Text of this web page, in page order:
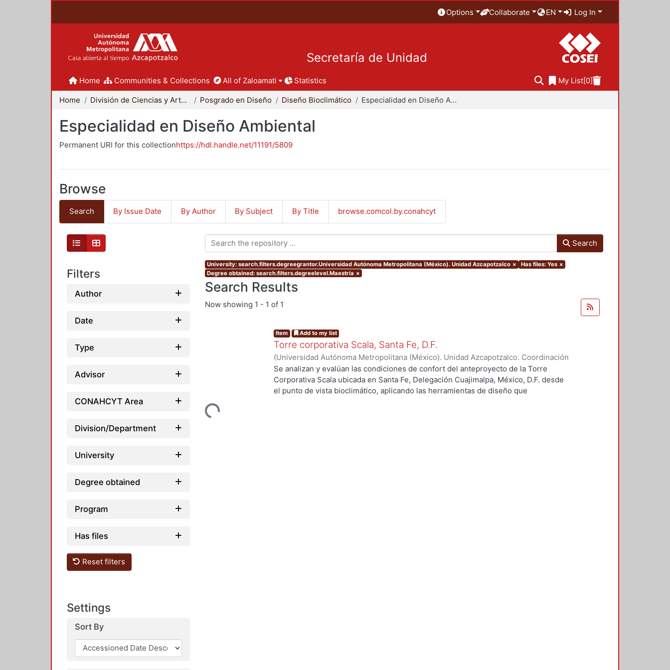
Options Collaborate EN Log In
Secretaría de Unidad
Home Communities & Collections All of Zaloamati Statistics My List[0]
Home División de Ciencias y Artes para el Diseño Posgrado en Diseño Diseño Bioclimático Especialidad en Diseño Ambiental
Especialidad en Diseño Ambiental
Permanent URI for this collectionhttps://hdl.handle.net/11191/5809
Browse
Search By Issue Date By Author By Subject By Title browse.comcol.by.conahcyt
Filters
Author
Date
Type
Advisor
CONAHCYT Area
Division/Department
University
Degree obtained
Program
Has files
Reset filters
Settings
Sort By
Search
University: search.filters.degreegrantor.Universidad Autónoma Metropolitana (México). Unidad Azcapotzalco × Has files: Yes ×
Degree obtained: search.filters.degreelevel.Maestría ×
Search Results
Now showing 1 - 1 of 1
Loading...
Item Add to my list
Torre corporativa Scala, Santa Fe, D.F.
(Universidad Autónoma Metropolitana (México). Unidad Azcapotzalco. Coordinación
de Servicios de Información.,1999)Corro Eguia, Guillermo Heriberto
Se analizan y evalúan las condiciones de confort del anteproyecto de la Torre
Corporativa Scala ubicada en Santa Fe, Delegación Cuajimalpa, México, D.F. desde
el punto de vista bioclimático, aplicando las herramientas de diseño que